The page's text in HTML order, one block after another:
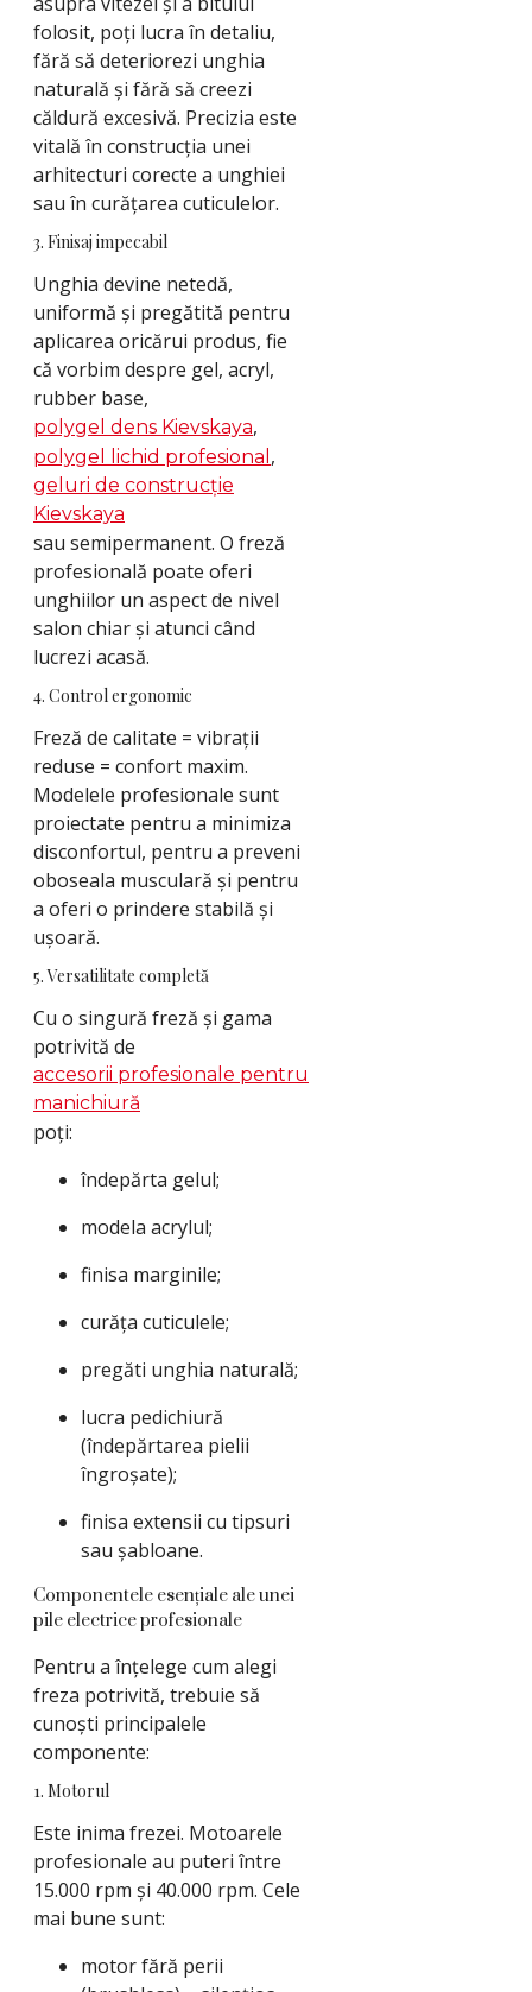
folosit, poți lucra în detaliu,
fără să deteriorezi unghia
naturală și fără să creezi
căldură excesivă. Precizia este
vitală în construcția unei
arhitecturi corecte a unghiei
sau în curățarea cuticulelor.
3. Finisaj impecabil
Unghia devine netedă,
uniformă și pregătită pentru
aplicarea oricărui produs, fie
că vorbim despre gel, acryl,
rubber base,
polygel dens Kievskaya,
polygel lichid profesional ,
geluri de construcție
Kievskaya
sau semipermanent. O freză
profesională poate oferi
unghiilor un aspect de nivel
salon chiar și atunci când
lucrezi acasă.
4. Control ergonomic
Freză de calitate = vibrații
reduse = confort maxim.
Modelele profesionale sunt
proiectate pentru a minimiza
disconfortul, pentru a preveni
oboseala musculară și pentru
a oferi o prindere stabilă și
ușoară.
5. Versatilitate completă
Cu o singură freză și gama
potrivită de
accesorii profesionale pentru
manichiură
poți:
îndepărta gelul;
modela acrylul;
finisa marginile;
curăța cuticulele;
pregăti unghia naturală;
lucra pedichiură
(îndepărtarea pielii
îngroșate);
finisa extensii cu tipsuri
sau șabloane.
Componentele esențiale ale unei
pile electrice profesionale
Pentru a înțelege cum alegi
freza potrivită, trebuie să
cunoști principalele
componente:
1. Motorul
Este inima frezei. Motoarele
profesionale au puteri între
15.000 rpm și 40.000 rpm. Cele
mai bune sunt:
motor fără perii